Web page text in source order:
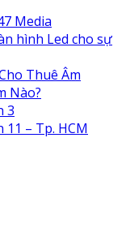
Media
hình Led cho sự
Thuê Âm
Nào?
3
– Tp. HCM